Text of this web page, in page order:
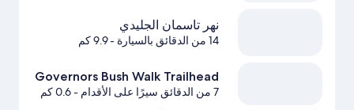
نهر تاسمان الجليدي
14 من الدقائق بالسيارة - 9.9 كم
Governors Bush Walk Trailhead
7 من الدقائق سيرًا على الأقدام - 0.6 كم